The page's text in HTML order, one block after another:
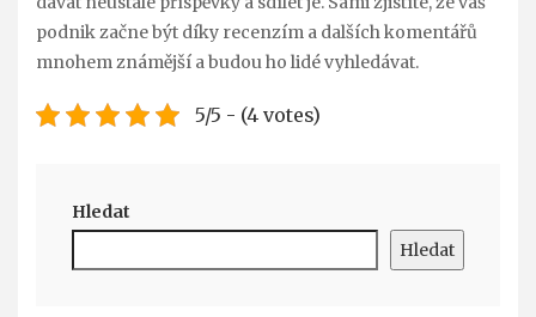
podnik začne být díky recenzím a dalších komentářů
mnohem známější a budou ho lidé vyhledávat.
5/5 - (4 votes)
Hledat
Hledat